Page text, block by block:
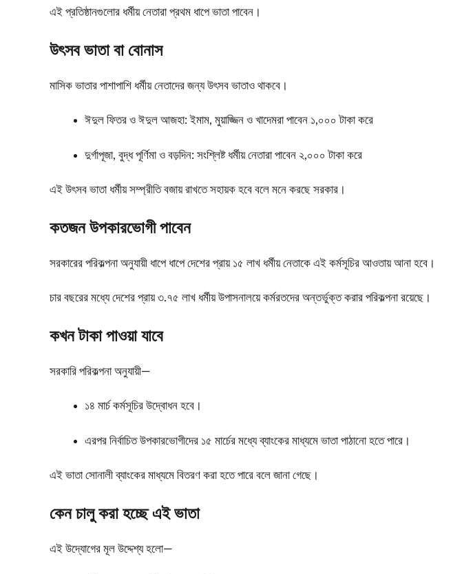
এই প্রতিষ্ঠানগুলোর ধর্মীয় নেতারা প্রথম ধাপে ভাতা পাবেন।
উৎসব ভাতা বা বোনাস
মাসিক ভাতার পাশাপাশি ধর্মীয় নেতাদের জন্য উৎসব ভাতাও থাকবে।
ঈদুল ফিতর ও ঈদুল আজহা: ইমাম, মুয়াজ্জিন ও খাদেমরা পাবেন ১,০০০ টাকা করে
দুর্গাপূজা, বুদ্ধ পূর্ণিমা ও বড়দিন: সংশ্লিষ্ট ধর্মীয় নেতারা পাবেন ২,০০০ টাকা করে
এই উৎসব ভাতা ধর্মীয় সম্প্রীতি বজায় রাখতে সহায়ক হবে বলে মনে করছে সরকার।
কতজন উপকারভোগী পাবেন
সরকারের পরিকল্পনা অনুযায়ী ধাপে ধাপে দেশের প্রায় ১৫ লাখ ধর্মীয় নেতাকে এই কর্মসূচির আওতায় আনা হবে।
চার বছরের মধ্যে দেশের প্রায় ৩.৭৫ লাখ ধর্মীয় উপাসনালয়ে কর্মরতদের অন্তর্ভুক্ত করার পরিকল্পনা রয়েছে।
কখন টাকা পাওয়া যাবে
সরকারি পরিকল্পনা অনুযায়ী—
১৪ মার্চ কর্মসূচির উদ্বোধন হবে।
এরপর নির্বাচিত উপকারভোগীদের ১৫ মার্চের মধ্যে ব্যাংকের মাধ্যমে ভাতা পাঠানো হতে পারে।
এই ভাতা সোনালী ব্যাংকের মাধ্যমে বিতরণ করা হতে পারে বলে জানা গেছে।
কেন চালু করা হচ্ছে এই ভাতা
এই উদ্যোগের মূল উদ্দেশ্য হলো—